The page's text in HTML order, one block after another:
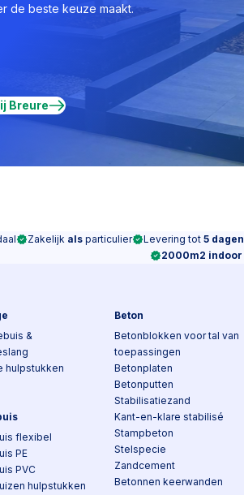
de beste keuze maakt.
Breure
Zakelijk als particulier Levering tot 5 dagen
2000m2 indoor
&
hulpstukken
flexibel
PE
PVC
hulpstukken
Beton
Betonblokken voor tal van
toepassingen
Betonplaten
Betonputten
Stabilisatiezand
Kant-en-klare stabilisé
Stampbeton
Stelspecie
Zandcement
Betonnen keerwanden